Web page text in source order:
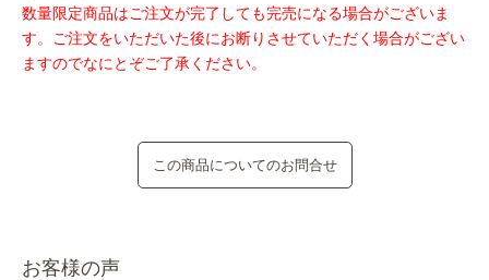
数量限定商品はご注文が完了しても完売になる場合がございま
す。ご注文をいただいた後にお断りさせていただく場合がござい
ますのでなにとぞご了承ください。
この商品についてのお問合せ
お客様の声